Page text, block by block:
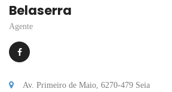
Belaserra
Agente
Av. Primeiro de Maio, 6270-479 Seia